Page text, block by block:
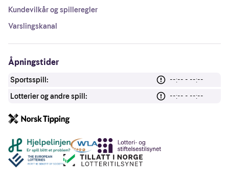
Kundevilkår og spilleregler
Varslingskanal
Åpningstider
Sportsspill:
--:-- - --:--
Lotterier og andre spill:
--:-- - --:--
Andre lenker